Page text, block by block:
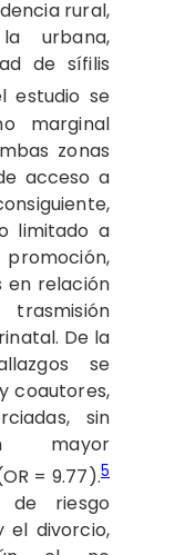
rural,
urbana,
de sífilis
estudio se
marginal
zonas
acceso a
limitado a
en relación
De la
se
coautores,
sin
mayor
= 9.77).5
de riesgo
el divorcio,